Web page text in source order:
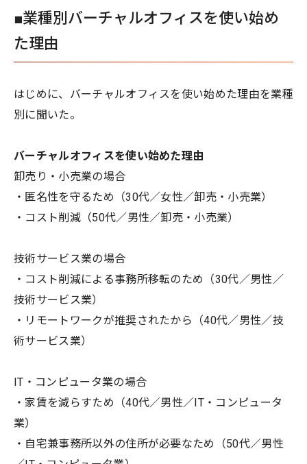
■業種別バーチャルオフィスを使い始め
た理由
はじめに、バーチャルオフィスを使い始めた理由を業種
別に聞いた。
バーチャルオフィスを使い始めた理由
卸売り・小売業の場合
・匿名性を守るため（30代／女性／卸売・小売業）
・コスト削減（50代／男性／卸売・小売業）
技術サービス業の場合
・コスト削減による事務所移転のため（30代／男性／
技術サービス業）
・リモートワークが推奨されたから（40代／男性／技
術サービス業）
IT・コンピュータ業の場合
・家賃を減らすため（40代／男性／IT・コンピュータ
業）
・自宅兼事務所以外の住所が必要なため（50代／男性